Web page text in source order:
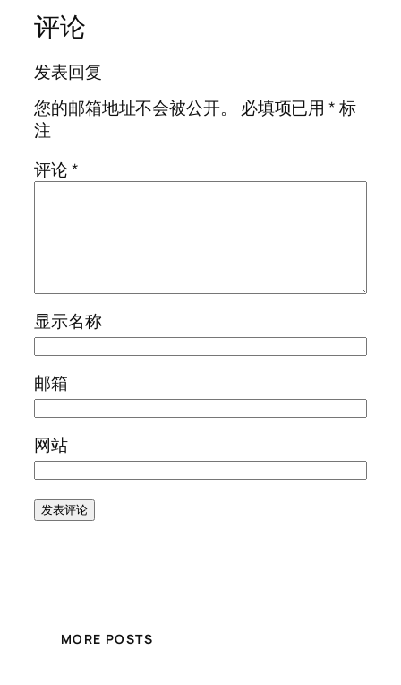
评论
发表回复
您的邮箱地址不会被公开。
必填项已用*标
注
评论*
显示名称
邮箱
网站
MORE POSTS